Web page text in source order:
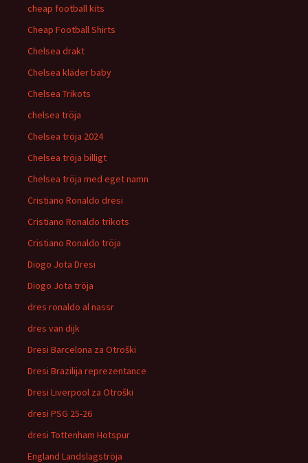
cheap football kits
Cheap Football Shirts
Chelsea drakt
Chelsea kläder baby
Chelsea Trikots
chelsea tröja
Chelsea tröja 2024
Chelsea tröja billigt
Chelsea tröja med eget namn
Cristiano Ronaldo dresi
Cristiano Ronaldo trikots
Cristiano Ronaldo tröja
Diogo Jota Dresi
Diogo Jota tröja
dres ronaldo al nassr
dres van dijk
Dresi Barcelona za Otroški
Dresi Brazilija reprezentance
Dresi Liverpool za Otroški
dresi PSG 25-26
dresi Tottenham Hotspur
England Landslagströja